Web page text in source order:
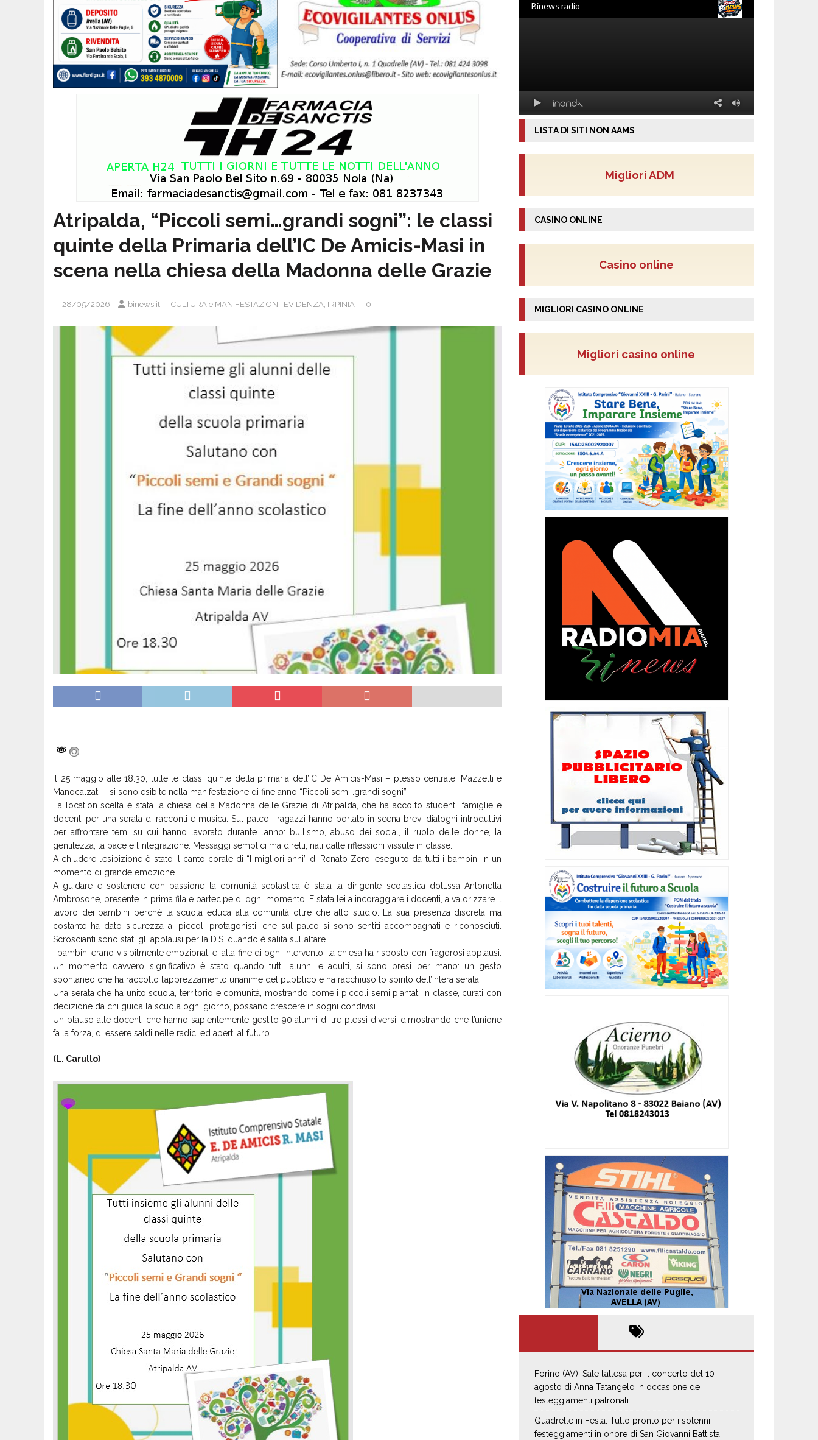
Atripalda, “Piccoli semi…grandi sogni”: le classi
quinte della Primaria dell’IC De Amicis-Masi in
scena nella chiesa della Madonna delle Grazie
28/05/2026 binews.it CULTURA e MANIFESTAZIONI, EVIDENZA, IRPINIA 0
Il 25 maggio alle 18.30, tutte le classi quinte della primaria dell’IC De Amicis-Masi – plesso centrale, Mazzetti e
Manocalzati – si sono esibite nella manifestazione di fine anno “Piccoli semi…grandi sogni”.
La location scelta è stata la chiesa della Madonna delle Grazie di Atripalda, che ha accolto studenti, famiglie e
docenti per una serata di racconti e musica. Sul palco i ragazzi hanno portato in scena brevi dialoghi introduttivi
per affrontare temi su cui hanno lavorato durante l’anno: bullismo, abuso dei social, il ruolo delle donne, la
gentilezza, la pace e l’integrazione. Messaggi semplici ma diretti, nati dalle riflessioni vissute in classe.
A chiudere l’esibizione è stato il canto corale di “I migliori anni” di Renato Zero, eseguito da tutti i bambini in un
momento di grande emozione.
A guidare e sostenere con passione la comunità scolastica è stata la dirigente scolastica dott.ssa Antonella
Ambrosone, presente in prima fila e partecipe di ogni momento. È stata lei a incoraggiare i docenti, a valorizzare il
lavoro dei bambini perché la scuola educa alla comunità oltre che allo studio. La sua presenza discreta ma
costante ha dato sicurezza ai piccoli protagonisti, che sul palco si sono sentiti accompagnati e riconosciuti.
Scroscianti sono stati gli applausi per la D.S. quando è salita sull’altare.
I bambini erano visibilmente emozionati e, alla fine di ogni intervento, la chiesa ha risposto con fragorosi applausi.
Un momento davvero significativo è stato quando tutti, alunni e adulti, si sono presi per mano: un gesto
spontaneo che ha raccolto l’apprezzamento unanime del pubblico e ha racchiuso lo spirito dell’intera serata.
Una serata che ha unito scuola, territorio e comunità, mostrando come i piccoli semi piantati in classe, curati con
dedizione da chi guida la scuola ogni giorno, possano crescere in sogni condivisi.
Un plauso alle docenti che hanno sapientemente gestito 90 alunni di tre plessi diversi, dimostrando che l’unione
fa la forza, di essere saldi nelle radici ed aperti al futuro.
(L. Carullo)
LISTA DI SITI NON AAMS
Migliori ADM
CASINO ONLINE
Casino online
MIGLIORI CASINO ONLINE
Migliori casino online
Forino (AV): Sale l’attesa per il concerto del 10
agosto di Anna Tatangelo in occasione dei
festeggiamenti patronali
Quadrelle in Festa: Tutto pronto per i solenni
festeggiamenti in onore di San Giovanni Battista